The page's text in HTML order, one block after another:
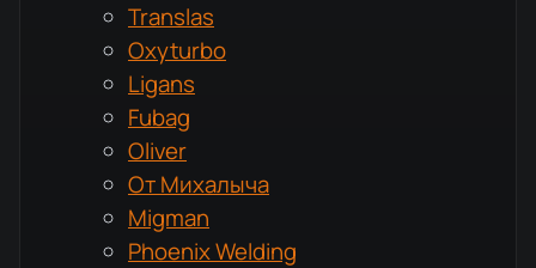
Translas
Oxyturbo
Ligans
Fubag
Oliver
От Михалыча
Migman
Phoenix Welding